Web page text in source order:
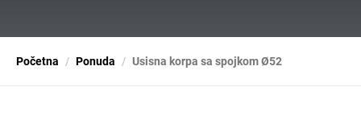
Početna Ponuda Usisna korpa sa spojkom Ø52